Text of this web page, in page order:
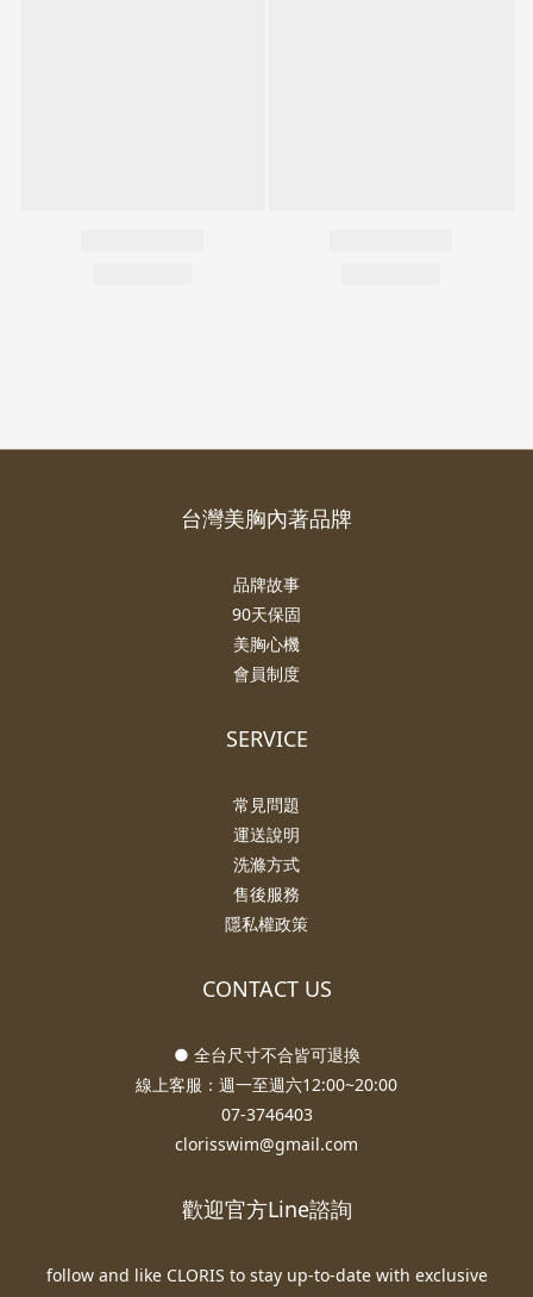
台灣美胸內著品牌
品牌故事
90天保固
美胸心機
會員制度
SERVICE
常見問題
運送說明
洗滌方式
售後服務
隱私權政策
CONTACT US
● 全台尺寸不合皆可退換
線上客服：週一至週六12:00~20:00
07-3746403
clorisswim@gmail.com
歡迎官方Line諮詢
follow and like CLORIS to stay up-to-date with exclusive